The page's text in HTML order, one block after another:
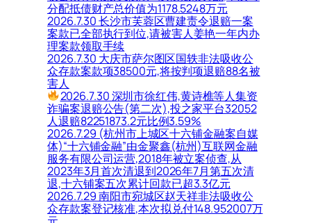
分配抵债财产总价值为1178.5248万元
2026.7.30 长沙市芙蓉区曹建责令退赔一案
案款已全部执行到位,请被害人姜艳一年内办
理案款领取手续
2026.7.30 大庆市萨尔图区国轶非法吸收公
众存款案款项38500元,将按判项退赔88名被
害人
2026.7.30 深圳市徐红伟,黄诗樵等人集资
诈骗案退赔公告(第二次),投之家平台32052
人退赔82251873.2元比例3.59%
2026.7.29 (杭州市上城区十六铺金融案自媒
体)“十六铺金融”由金聚鑫(杭州)互联网金融
服务有限公司运营,2018年被立案侦查,从
2023年3月首次清退到2026年7月第五次清
退,十六铺案五次累计回款已超3.3亿元
2026.7.29 南阳市宛城区赵天祥非法吸收公
众存款案登记核准,本次拟兑付148.952007万